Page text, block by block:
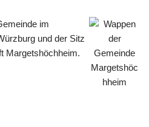
im
und der Sitz
Margetshöchheim.